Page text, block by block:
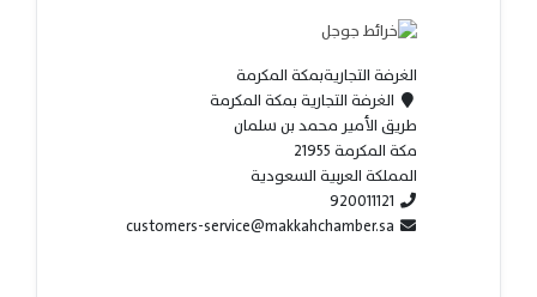
الغرفة التجاريةبمكة المكرمة
الغرفة التجارية بمكة المكرمة
طريق الأمير محمد بن سلمان
مكة المكرمة 21955
المملكة العربية السعودية
920011121
customers-service@makkahchamber.sa